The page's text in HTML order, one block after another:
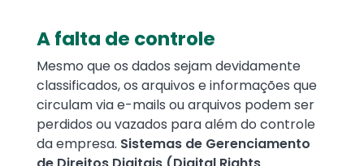
A falta de controle
Mesmo que os dados sejam devidamente
classificados, os arquivos e informações que
circulam via e-mails ou arquivos podem ser
perdidos ou vazados para além do controle
da empresa. Sistemas de Gerenciamento